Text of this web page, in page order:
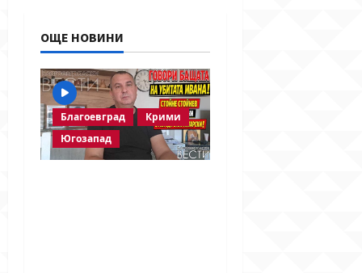
a
t
i
o
ОЩЕ НОВИНИ
Благоевград
Крими
Югозапад